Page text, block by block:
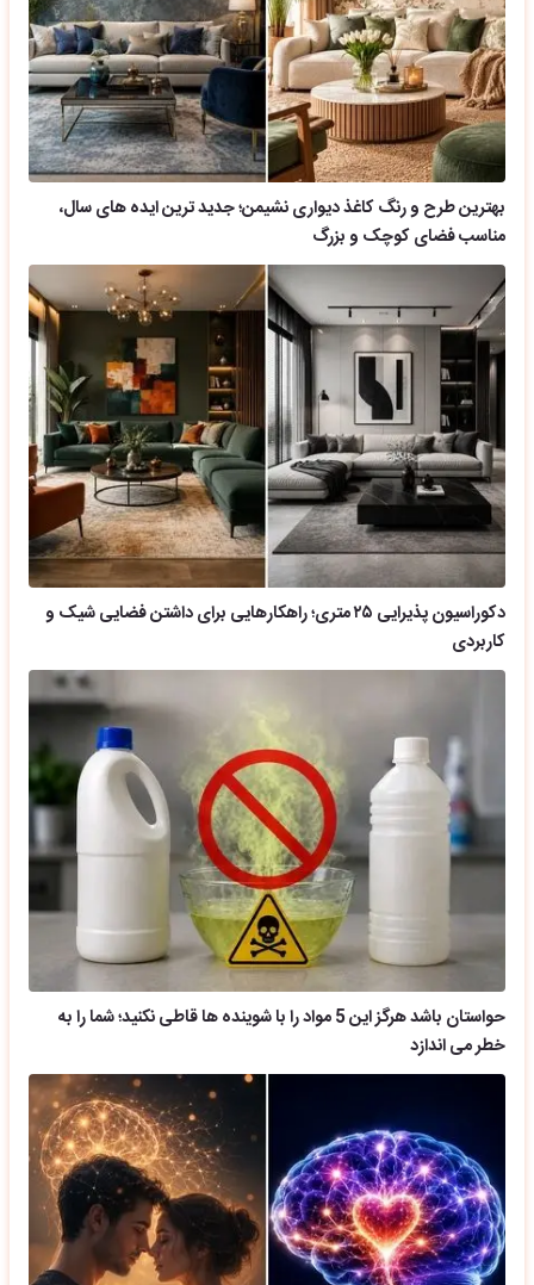
بهترین طرح و رنگ کاغذ دیواری نشیمن؛ جدید ترین ایده های سال،
مناسب فضای کوچک و بزرگ
دکوراسیون پذیرایی ۲۵ متری؛ راهکارهایی برای داشتن فضایی شیک و
کاربردی
حواستان باشد هرگز این 5 مواد را با شوینده ها قاطی نکنید؛ شما را به
خطر می اندازد